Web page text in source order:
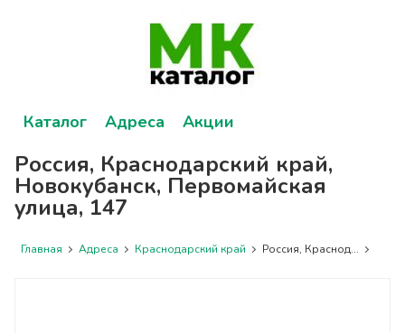
Каталог Адреса Акции
Россия, Краснодарский край,
Новокубанск, Первомайская
улица, 147
Главная Адреса Краснодарский край Россия, Краснод...